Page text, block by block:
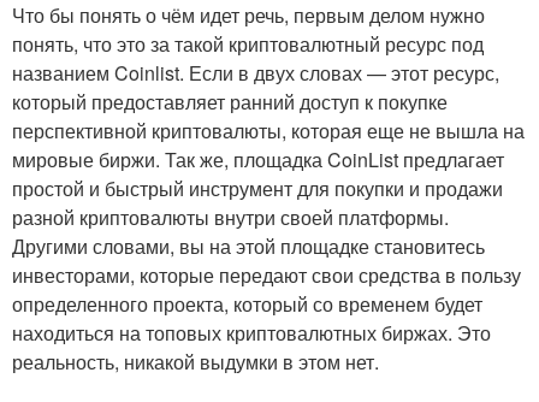
Что бы понять о чём идет речь, первым делом нужно
понять, что это за такой криптовалютный ресурс под
названием Coinlist. Если в двух словах — этот ресурс,
который предоставляет ранний доступ к покупке
перспективной криптовалюты, которая еще не вышла на
мировые биржи. Так же, площадка CoinList предлагает
простой и быстрый инструмент для покупки и продажи
разной криптовалюты внутри своей платформы.
Другими словами, вы на этой площадке становитесь
инвесторами, которые передают свои средства в пользу
определенного проекта, который со временем будет
находиться на топовых криптовалютных биржах. Это
реальность, никакой выдумки в этом нет.